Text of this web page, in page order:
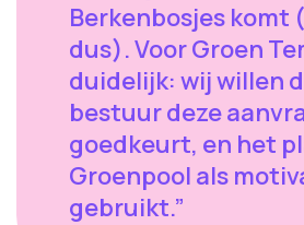
Berkenbosjes komt
dus). Voor Groen
duidelijk: wij willen
bestuur deze
goedkeurt, en het
Groenpool als
gebruikt.”